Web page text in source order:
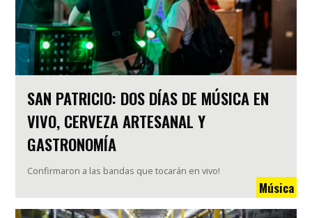
SAN PATRICIO: DOS DÍAS DE MÚSICA EN
VIVO, CERVEZA ARTESANAL Y
GASTRONOMÍA
Confirmaron a las bandas que tocarán en vivo!
Música